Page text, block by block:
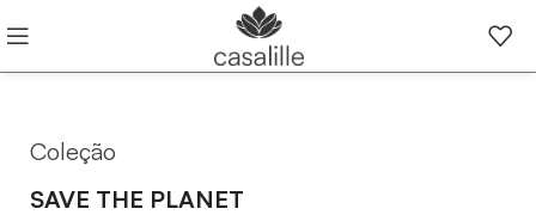
Coleção
SAVE THE PLANET